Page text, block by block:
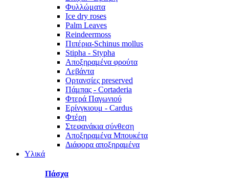
Φυλλώματα
Ice dry roses
Palm Leaves
Reindeermoss
Πιπέρια-Schinus mollus
Stipha - Stypha
Αποξηραμένα φρούτα
Λεβάντα
Ορτανσίες preserved
Πάμπας - Cortaderia
Φτερά Παγωνιού
Ερίνγκιουμ - Cardus
Φτέρη
Στεφανάκια σύνθεση
Αποξηραμένα Μπουκέτα
Διάφορα αποξηραμένα
Υλικά
Πάσχα